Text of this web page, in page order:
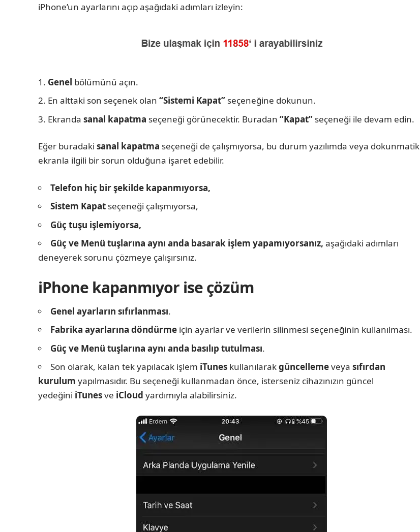
iPhone’un ayarlarını açıp aşağıdaki adımları izleyin:
Genel bölümünü açın.
En alttaki son seçenek olan“Sistemi Kapat” seçeneğine dokunun.
Ekrandasanal kapatma seçeneği görünecektir. Buradan“Kapat” seçeneği ile devam edin.
Eğer buradakisanal kapatma seçeneği de çalışmıyorsa, bu durum yazılımda veya dokunmatik
ekranla ilgili bir sorun olduğuna işaret edebilir.
Telefon hiç bir şekilde kapanmıyorsa,
Sistem Kapat seçeneği çalışmıyorsa,
Güç tuşu işlemiyorsa,
Güç ve Menü tuşlarına aynı anda basarak işlem yapamıyorsanız, aşağıdaki adımları
deneyerek sorunu çözmeye çalışırsınız.
iPhone kapanmıyor ise çözüm
Genel ayarların sıfırlanması.
Fabrika ayarlarına döndürme için ayarlar ve verilerin silinmesi seçeneğinin kullanılması.
Güç ve Menü tuşlarına aynı anda basılıp tutulması.
Son olarak, kalan tek yapılacak işlem iTunes kullanılarakgüncellemeveyasıfırdan
kurulum yapılmasıdır. Bu seçeneği kullanmadan önce, isterseniz cihazınızın güncel
yedeğini iTunesve iCloud yardımıyla alabilirsiniz.